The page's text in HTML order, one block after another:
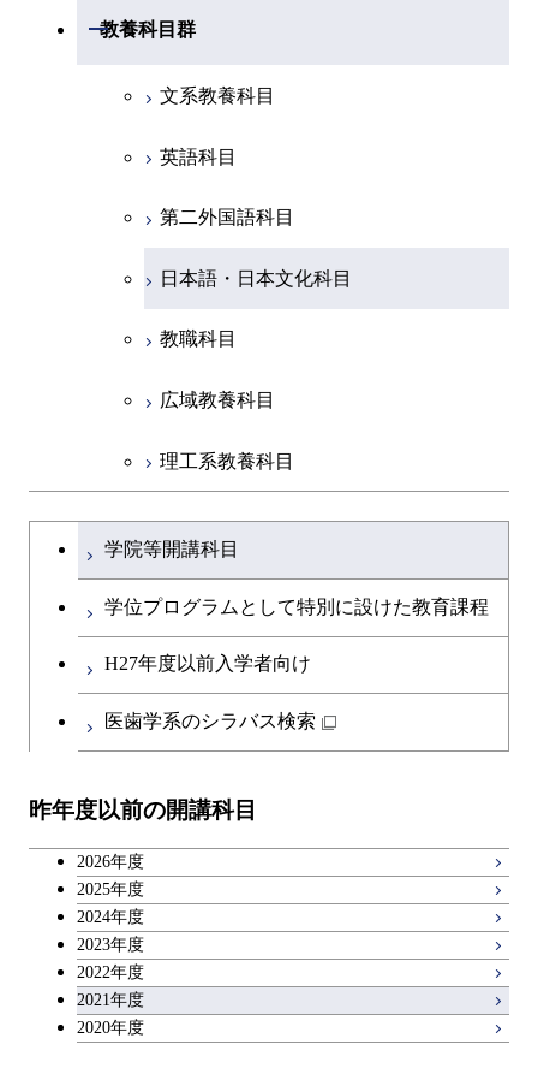
共通専門科目
共通専門科目
融合理工学系
初年次専門科目
創造プロセス科目
共通専門科目
工学院，物質理工学院，環境・社会
教養科目群
開閉
文系教養科目
英語科目
第二外国語科目
日本語・日本文化科目
教職科目
広域教養科目
理工系教養科目
学士課程を切り替える
学院等開講科目
学位プログラムとして特別に設けた教育課程
H27年度以前入学者向け
医歯学系のシラバス検索
昨年度以前の開講科目
2026年度
2025年度
2024年度
2023年度
2022年度
2021年度
2020年度